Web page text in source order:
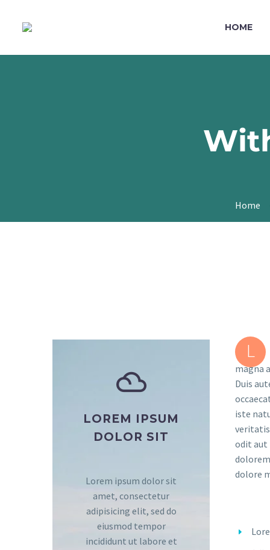
HOME
Home
LOREM IPSUM
DOLOR SIT
Lorem ipsum dolor sit
amet, consectetur
adipisicing elit, sed do
eiusmod tempor
incididunt ut labore et
L
magna
Duis
iste
odit aut
dolore